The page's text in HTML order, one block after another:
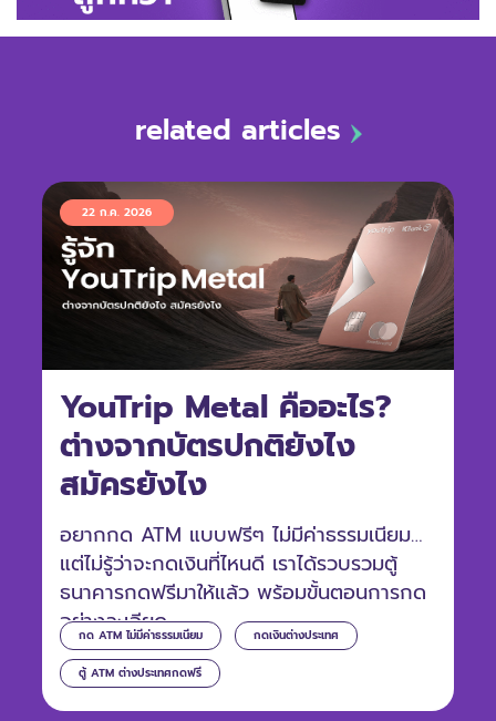
related articles
YouTrip Metal คืออะไร?
ต่างจากบัตรปกติยังไง
สมัครยังไง
22 ก.ค. 2026
กด ATM ไม่มีค่าธรรมเนียม กดเงินต่างประเทศ
ตู้ ATM ต่างประเทศกดฟรี
อยากกด ATM แบบฟรีๆ ไม่มีค่าธรรมเนียม
แต่ไม่รู้ว่าจะกดเงินที่ไหนดี เราได้รวบรวมตู้
ธนาคารกดฟรีมาให้แล้ว พร้อมขั้นตอนการกด
อย่างละเอียด